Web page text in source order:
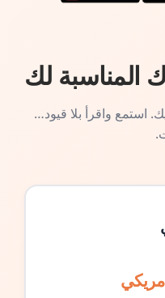
المناسبة لك
استمع واقرأ بلا قيود…